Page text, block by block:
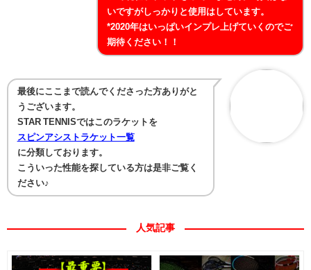
いですがしっかりと使用はしています。
*2020年はいっぱいインプレ上げていくのでご
期待ください！！
最後にここまで読んでくださった方ありがと
うございます。
STAR TENNISではこのラケットを
スピンアシストラケット一覧
に分類しております。
こういった性能を探している方は是非ご覧く
ださい♪
人気記事